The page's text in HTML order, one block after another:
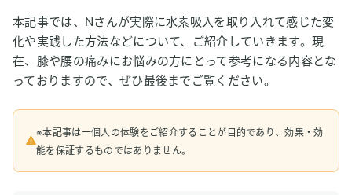
本記事では、Nさんが実際に水素吸入を取り入れて感じた変
化や実践した方法などについて、ご紹介していきます。現
在、膝や腰の痛みにお悩みの方にとって参考になる内容とな
っておりますので、ぜひ最後までご覧ください。
※本記事は一個人の体験をご紹介することが目的であり、効果・効
能を保証するものではありません。